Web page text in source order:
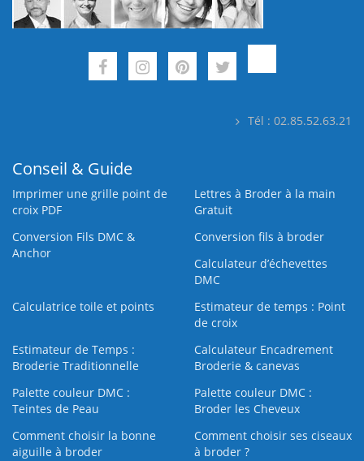
Tél : 02.85.52.63.21
Conseil & Guide
Imprimer une grille point de
croix PDF
Lettres à Broder à la main
Gratuit
Conversion Fils DMC &
Anchor
Conversion fils à broder
Calculateur d’échevettes
DMC
Calculatrice toile et points
Estimateur de temps : Point
de croix
Estimateur de Temps :
Broderie Traditionnelle
Calculateur Encadrement
Broderie & canevas
Palette couleur DMC :
Teintes de Peau
Palette couleur DMC :
Broder les Cheveux
Comment choisir la bonne
aiguille à broder
Comment choisir ses ciseaux
à broder ?